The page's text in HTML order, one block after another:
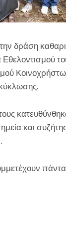
δράση
και
πάντα